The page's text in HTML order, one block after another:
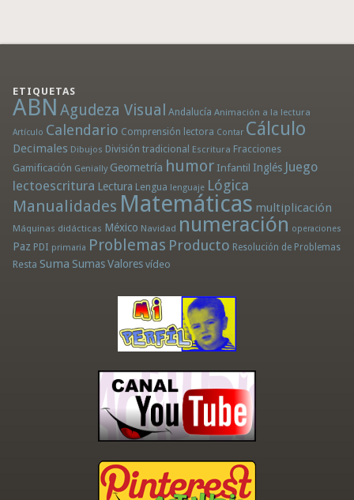
ETIQUETAS
ABN Agudeza Visual Andalucía Animación a la lectura
Artículo Calendario Comprensión lectora Contar Cálculo
Decimales Dibujos División tradicional Escritura Fracciones
Gamificación Genially Geometría humor Infantil Inglés Juego
lectoescritura Lectura Lengua lenguaje Lógica
Manualidades Matemáticas multiplicación
Máquinas didácticas México Navidad numeración operaciones
Paz PDI primaria Problemas Producto Resolución de Problemas
Resta Suma Sumas Valores vídeo